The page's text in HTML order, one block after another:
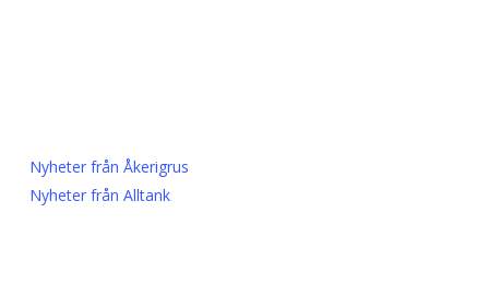
Nyheter från Åkerigrus
Nyheter från Alltank